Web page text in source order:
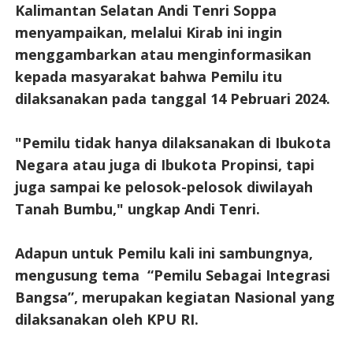
Kalimantan Selatan Andi Tenri Soppa
menyampaikan, melalui Kirab ini ingin
menggambarkan atau menginformasikan
kepada masyarakat bahwa Pemilu itu
dilaksanakan pada tanggal 14 Pebruari 2024.
"Pemilu tidak hanya dilaksanakan di Ibukota
Negara atau juga di Ibukota Propinsi, tapi
juga sampai ke pelosok-pelosok diwilayah
Tanah Bumbu," ungkap Andi Tenri.
Adapun untuk Pemilu kali ini sambungnya,
mengusung tema “Pemilu Sebagai Integrasi
Bangsa”, merupakan kegiatan Nasional yang
dilaksanakan oleh KPU RI.